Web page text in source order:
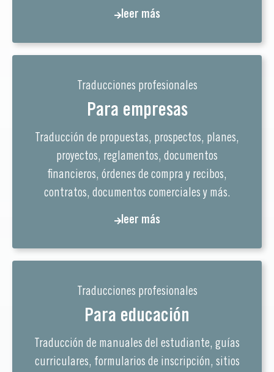
leer más
Traducciones profesionales
Para empresas
Traducción de propuestas, prospectos, planes,
proyectos, reglamentos, documentos
financieros, órdenes de compra y recibos,
contratos, documentos comerciales y más.
leer más
Traducciones profesionales
Para educación
Traducción de manuales del estudiante, guías
curriculares, formularios de inscripción, sitios